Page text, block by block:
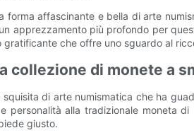
forma affascinante e bella di arte
apprezzamento più profondo per
che offre uno sguardo al
collezione di monete a
di arte numismatica che ha
personalità alla tradizionale moneta
giusto.